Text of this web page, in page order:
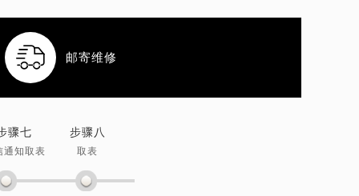
 邮寄维修
骤七
通知取表
步骤八
取表